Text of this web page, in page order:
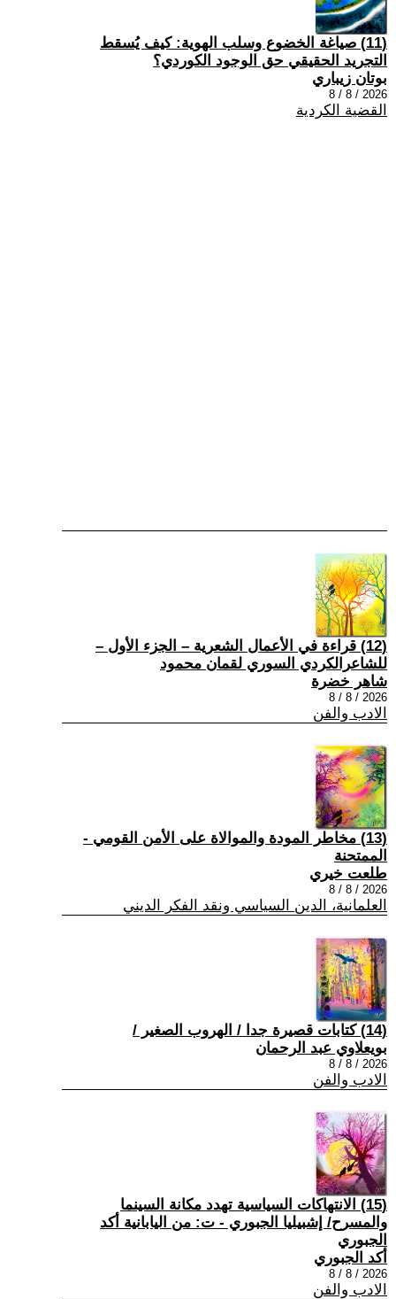
(11) صياغة الخضوع وسلب الهوية: كيف يُسقط
التجريد الحقيقي حق الوجود الكوردي؟
بوتان زيباري
2026 / 8 / 8
القضية الكردية
(12) قراءة في الأعمال الشعرية – الجزء الأول –
للشاعرالكردي السوري لقمان محمود
شاهر خضرة
2026 / 8 / 8
الادب والفن
(13) مخاطر المودة والموالاة على الأمن القومي -
الممتحنة
طلعت خيري
2026 / 8 / 8
العلمانية، الدين السياسي ونقد الفكر الديني
(14) كتابات قصيرة جدا / الهروب الصغير /
بويعلاوي عبد الرحمان
2026 / 8 / 8
الادب والفن
(15) الانتهاكات السياسية تهدد مكانة السينما
والمسرح/ إشبيليا الجبوري - ت: من اليابانية أكد
الجبوري
أكد الجبوري
2026 / 8 / 8
الادب والفن